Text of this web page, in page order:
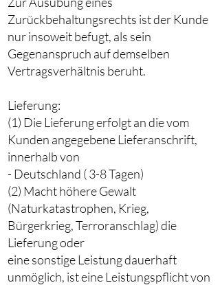
Zurückbehaltungsrechts ist der Kunde
nur insoweit befugt, als sein
Gegenanspruch auf demselben
Vertragsverhältnis beruht.
Lieferung:
(1) Die Lieferung erfolgt an die vom
Kunden angegebene Lieferanschrift,
innerhalb von
- Deutschland ( 3-8 Tagen)
(2) Macht höhere Gewalt
(Naturkatastrophen, Krieg,
Bürgerkrieg, Terroranschlag) die
Lieferung oder
eine sonstige Leistung dauerhaft
unmöglich, ist eine Leistungspflicht von